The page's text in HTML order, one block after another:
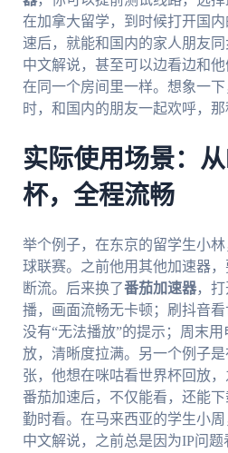
在加拿大留学，到时候打开国
速后，就能和国内的家人朋友
中文解说，甚至可以边看边和
在同一个房间里一样。想象一
时，和国内的朋友一起欢呼，那
实际使用场景：
杯，全程流畅
举个例子，在东京的留学生小
球联赛。之前他用其他加速器
断流。后来换了番茄加速器，
播，画面流畅无卡顿；刷抖音
没有“无法播放”的提示；周末
放，清晰度拉满。另一个例子
张，他想在咪咕看世界杯回放
番茄加速后，不仅能看，还能
勤时看。在马来西亚的学生小
中文解说，之前总是因为IP问题